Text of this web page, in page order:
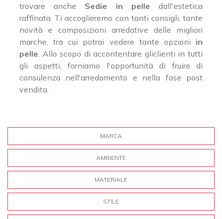
trovare anche Sedie in pelle dall'estetica
raffinata. Ti accoglieremo con tanti consigli, tante
novità e composizioni arredative delle migliori
marche, tra cui potrai vedere tante opzioni in
pelle. Allo scopo di accontentare gliclienti in tutti
gli aspetti, forniamo l'opportunità di fruire di
consulenza nell'arredamento e nella fase post
vendita.
MARCA
AMBIENTE
MATERIALE
STILE